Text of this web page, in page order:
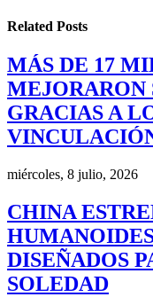
Related Posts
MÁS DE 17
MEJORARON
GRACIAS A
miércoles, 8 julio, 2026
CHINA
DISEÑADOS
SOLEDAD